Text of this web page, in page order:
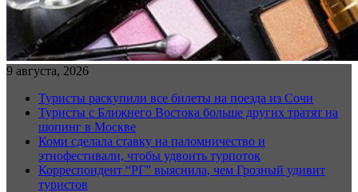
9 августа, 2026
Туристы раскупили все билеты на поезда из Сочи
Туристы с Ближнего Востока больше других тратят на
шопинг в Москве
Коми сделала ставку на паломничество и
этнофестивали, чтобы удвоить турпоток
Корреспондент “РГ” выяснила, чем Грозный удивит
туристов